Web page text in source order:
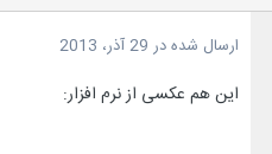
ارسال شده در 29 آذر، 2013
این هم عکسی از نرم افزار: